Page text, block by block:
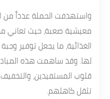
واستهدفت الحملة عدداً من
معيشية صعبة، حيث تعاني
الغذائية، ما يجعل توفير
لها. وقد ساهمت هذه
قلوب المستفيدين،
تثقل كاهلهم.